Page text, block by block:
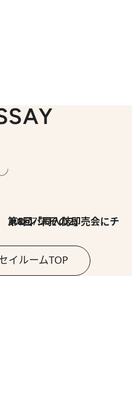
2026.7.30
第8回「同人誌即売会にチャレンジ その2」
イルームTOP